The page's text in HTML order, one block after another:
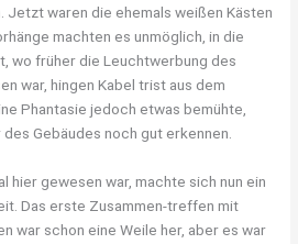
Jetzt waren die ehemals weißen Kästen
machten es unmöglich, in die
wo früher die Leuchtwerbung des
war, hingen Kabel trist aus dem
Phantasie jedoch etwas bemühte,
Gebäudes noch gut erkennen.
hier gewesen war, machte sich nun ein
Das erste Zusammen-treffen mit
war schon eine Weile her, aber es war